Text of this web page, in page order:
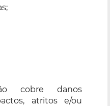
cobre danos
atritos e/ou